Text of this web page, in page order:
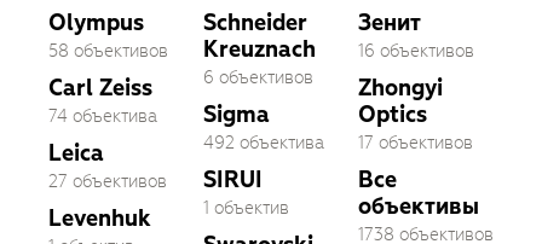
Olympus
58 объективов
Carl Zeiss
74 объектива
Leica
27 объективов
Levenhuk
Schneider
Kreuznach
6 объективов
Sigma
492 объектива
SIRUI
1 объектив
Зенит
16 объективов
Zhongyi
Optics
17 объективов
Все
объективы
1738 объективов